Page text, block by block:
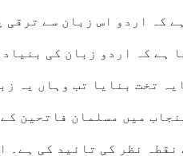
کہ اردو اس زبان سے
ہے کہ اردو زبان کی
تخت بنایا تب وہاں یہ
میں مسلمان فاتحین
نظر کی تائید کی ہے۔